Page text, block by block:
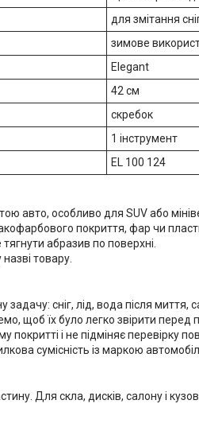
для змітання
зимове
Elegant
42 см
скребок
1 інструмент
EL 100 124
авто, особливо для SUV або
покриття, фар чи
абразив по поверхні.
товару.
задачу: сніг, лід, вода після миття,
щоб їх було легко звірити перед
покритті і не підміняє перевірку
сумісність із маркою
Для скла, дисків, салону і